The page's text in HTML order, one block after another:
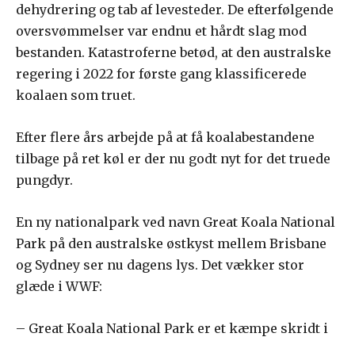
dehydrering og tab af levesteder. De efterfølgende
oversvømmelser var endnu et hårdt slag mod
bestanden. Katastroferne betød, at den australske
regering i 2022 for første gang klassificerede
koalaen som truet.
Efter flere års arbejde på at få koalabestandene
tilbage på ret køl er der nu godt nyt for det truede
pungdyr.
En ny nationalpark ved navn Great Koala National
Park på den australske østkyst mellem Brisbane
og Sydney ser nu dagens lys. Det vækker stor
glæde i WWF:
– Great Koala National Park er et kæmpe skridt i